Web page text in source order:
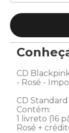
CD
- Rosé -
CD
Contém:
1 livreto (16
Rosé +